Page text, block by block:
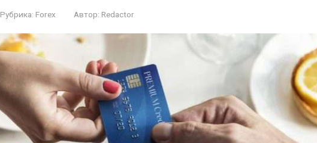
Рубрика: Forex Автор: Redactor